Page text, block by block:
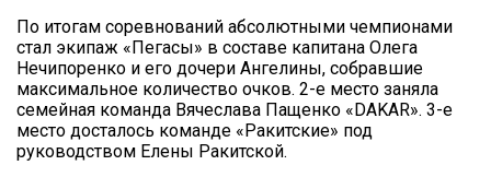
По итогам соревнований абсолютными чемпионами
стал экипаж «Пегасы» в составе капитана Олега
Нечипоренко и его дочери Ангелины, собравшие
максимальное количество очков. 2-е место заняла
семейная команда Вячеслава Пащенко «DAKAR». 3-е
место досталось команде «Ракитские» под
руководством Елены Ракитской.